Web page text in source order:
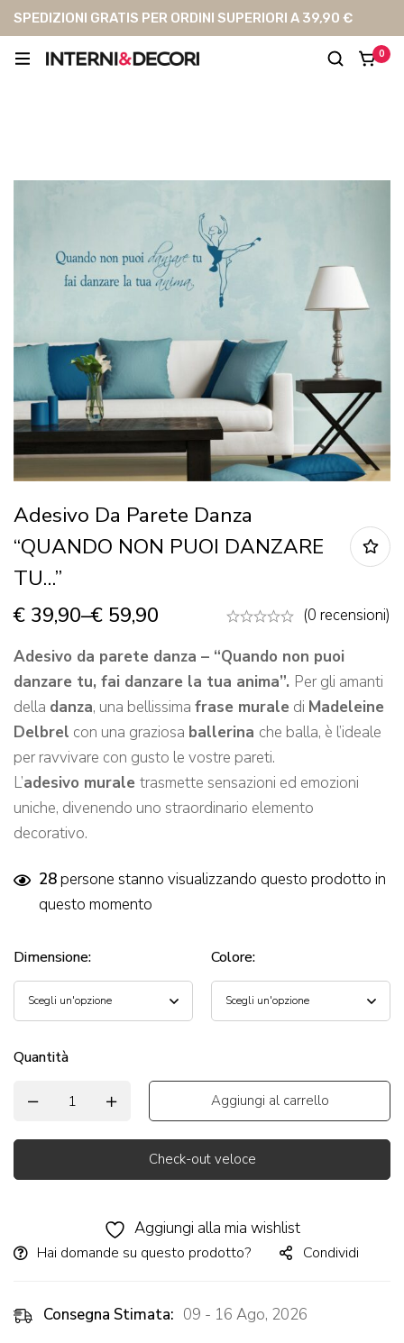
SPEDIZIONI GRATIS PER ORDINI SUPERIORI A 39,90 €
0
Adesivo Da Parete Danza
“QUANDO NON PUOI DANZARE
TU…”
€ 39,90–€ 59,90
(0 recensioni)
Adesivo da parete danza – “Quando non puoi
danzare tu, fai danzare la tua anima”. Per gli amanti
della danza, una bellissima frase murale di Madeleine
Delbrel con una graziosa ballerina che balla, è l’ideale
per ravvivare con gusto le vostre pareti.
L’adesivo murale trasmette sensazioni ed emozioni
uniche, divenendo uno straordinario elemento
decorativo.
28persone stanno visualizzando questo prodotto in
questo momento
Dimensione: Colore:
Quantità
Aggiungi al carrello
Check-out veloce
Aggiungi alla mia wishlist
Hai domande su questo prodotto? Condividi
Consegna Stimata: 09 - 16 Ago, 2026